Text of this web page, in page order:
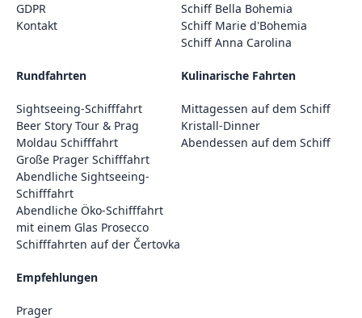
GDPR
Kontakt
Schiff Bella Bohemia
Schiff Marie d'Bohemia
Schiff Anna Carolina
Rundfahrten
Sightseeing-Schifffahrt
Beer Story Tour & Prag
Moldau Schifffahrt
Große Prager Schifffahrt
Abendliche Sightseeing-
Schifffahrt
Abendliche Öko-Schifffahrt
mit einem Glas Prosecco
Schifffahrten auf der Čertovka
Kulinarische Fahrten
Mittagessen auf dem Schiff
Kristall-Dinner
Abendessen auf dem Schiff
Empfehlungen
Prager